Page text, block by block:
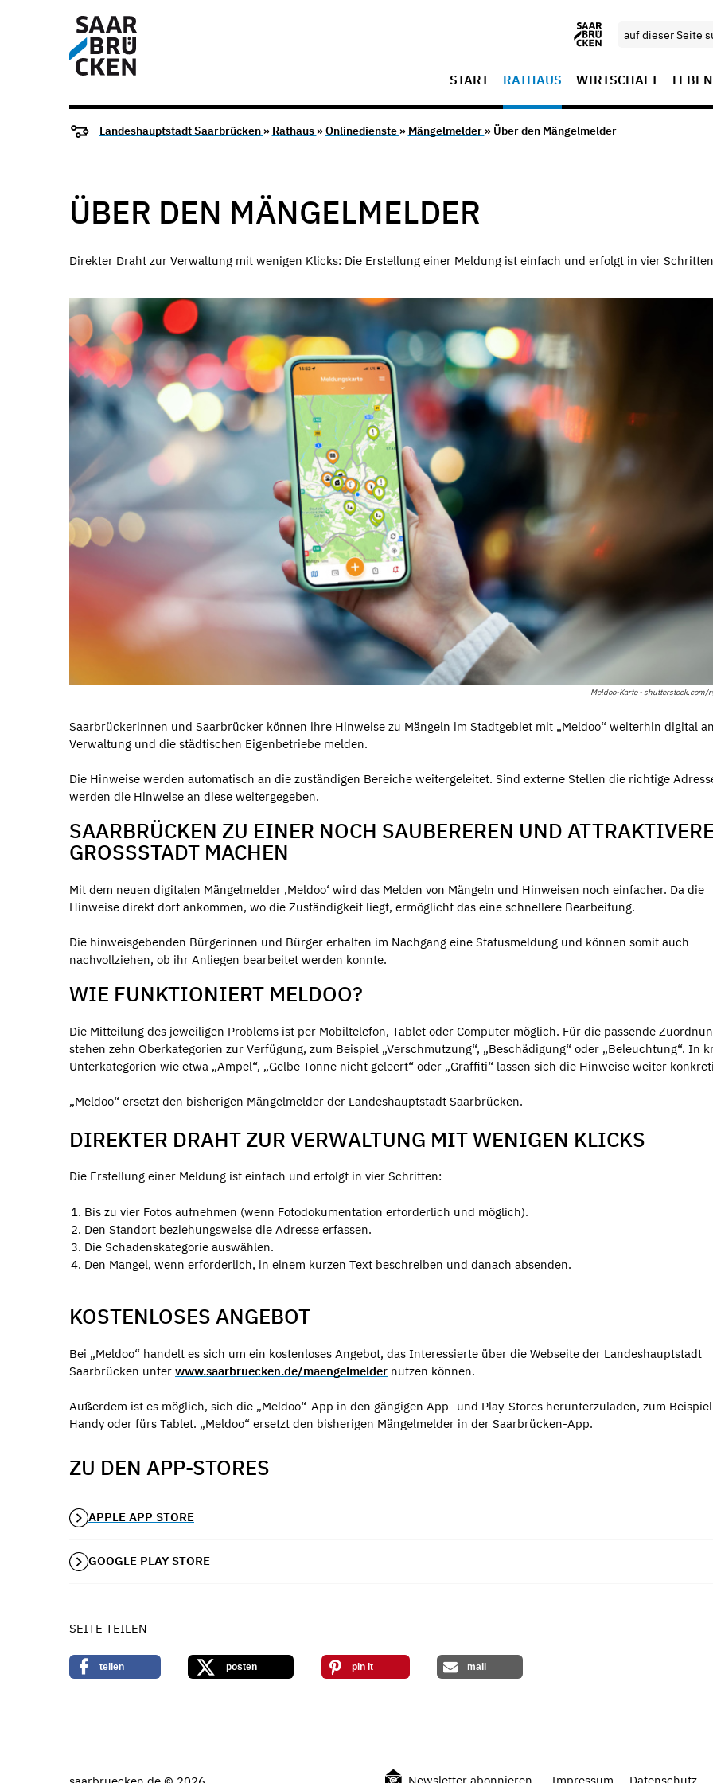
START RATHAUS WIRTSCHAFT LEBEN
Landeshauptstadt Saarbrücken » Rathaus »Onlinedienste » Mängelmelder » Über den Mängelmelder
ÜBER DEN MÄNGELMELDER
Direkter Draht zur Verwaltung mit wenigen Klicks: Die Erstellung einer Meldung ist einfach und erfolgt in vier
Meldoo-Karte - shutterstock.com/
Saarbrückerinnen und Saarbrücker können ihre Hinweise zu Mängeln im Stadtgebiet mit „Meldoo“ weiterhin digital
Verwaltung und die städtischen Eigenbetriebe melden.
Die Hinweise werden automatisch an die zuständigen Bereiche weitergeleitet. Sind externe Stellen die richtige
werden die Hinweise an diese weitergegeben.
SAARBRÜCKEN ZU EINER NOCH SAUBEREREN UND
GROSSSTADT MACHEN
Mit dem neuen digitalen Mängelmelder ‚Meldoo‘ wird das Melden von Mängeln und Hinweisen noch einfacher. Da die
Hinweise direkt dort ankommen, wo die Zuständigkeit liegt, ermöglicht das eine schnellere Bearbeitung.
Die hinweisgebenden Bürgerinnen und Bürger erhalten im Nachgang eine Statusmeldung und können somit auch
nachvollziehen, ob ihr Anliegen bearbeitet werden konnte.
WIE FUNKTIONIERT MELDOO?
Die Mitteilung des jeweiligen Problems ist per Mobiltelefon, Tablet oder Computer möglich. Für die passende
stehen zehn Oberkategorien zur Verfügung, zum Beispiel „Verschmutzung“, „Beschädigung“ oder „Beleuchtung“. In
Unterkategorien wie etwa „Ampel“, „Gelbe Tonne nicht geleert“ oder „Graffiti“ lassen sich die Hinweise weiter
„Meldoo“ ersetzt den bisherigen Mängelmelder der Landeshauptstadt Saarbrücken.
DIREKTER DRAHT ZUR VERWALTUNG MIT WENIGEN KLICKS
Die Erstellung einer Meldung ist einfach und erfolgt in vier Schritten:
Bis zu vier Fotos aufnehmen (wenn Fotodokumentation erforderlich und möglich).
Den Standort beziehungsweise die Adresse erfassen.
Die Schadenskategorie auswählen.
Den Mangel, wenn erforderlich, in einem kurzen Text beschreiben und danach absenden.
KOSTENLOSES ANGEBOT
Bei „Meldoo“ handelt es sich um ein kostenloses Angebot, das Interessierte über die Webseite der Landeshauptstadt
Saarbrücken unter www.saarbruecken.de/maengelmelder nutzen können.
Außerdem ist es möglich, sich die „Meldoo“-App in den gängigen App- und Play-Stores herunterzuladen, zum
Handy oder fürs Tablet. „Meldoo“ ersetzt den bisherigen Mängelmelder in der Saarbrücken-App.
ZU DEN APP-STORES
APPLE APP STORE
GOOGLE PLAY STORE
SEITE TEILEN
teilen posten pin it mail